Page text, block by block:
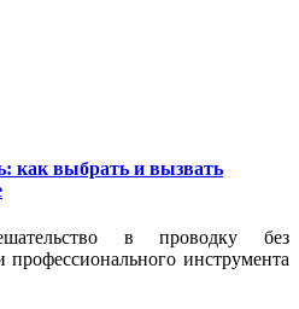
как выбрать и вызвать
в проводку без
инструмента